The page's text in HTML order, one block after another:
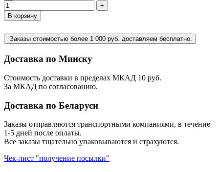
+
В корзину
Заказы стоимостью более 1 000 руб. доставляем бесплатно.
Доставка по Минску
Стоимость доставки в пределах МКАД 10 руб.
За МКАД по согласованию.
Доставка по Беларуси
Заказы отправляются транспортными компаниями, в течение
1-5 дней после оплаты.
Все заказы тщательно упаковываются и страхуются.
Чек-лист "получение посылки"